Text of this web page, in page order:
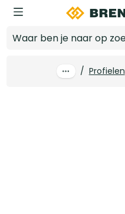
Ga naar hoofdinhoud
/ Profielen
Log in voor prijzen